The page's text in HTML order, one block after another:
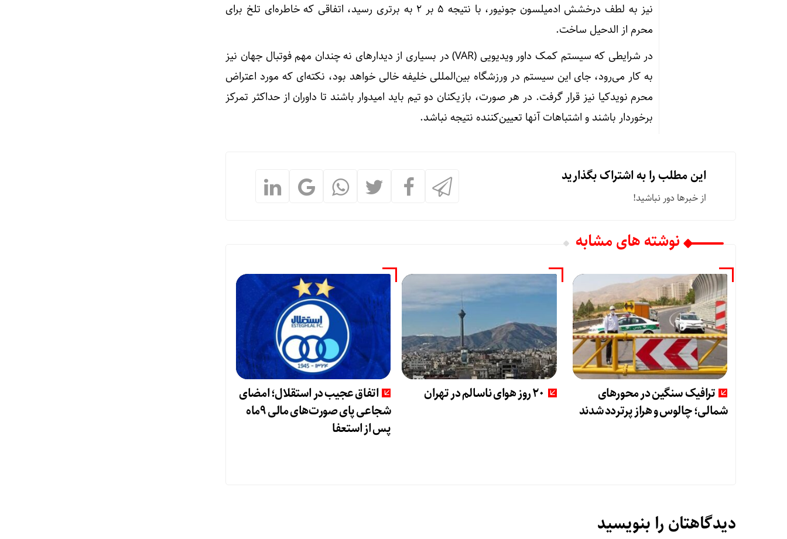
نیز به لطف درخشش ادمیلسون جونیور، با نتیجه 5 بر 2 به برتری رسید، اتفاقی که خاطره‌ای تلخ برای
محرم از الدحیل ساخت.
در شرایطی که سیستم کمک داور ویدیویی (VAR) در بسیاری از دیدارهای نه چندان مهم فوتبال جهان نیز
به کار می‌رود، جای این سیستم در ورزشگاه بین‌المللی خلیفه خالی خواهد بود، نکته‌ای که مورد اعتراض
محرم نویدکیا نیز قرار گرفت. در هر صورت، بازیکنان دو تیم باید امیدوار باشند تا داوران از حداکثر تمرکز
برخوردار باشند و اشتباهات آنها تعیین‌کننده نتیجه نباشد.
این مطلب را به اشتراک بگذارید
از خبرها دور نباشید!
نوشته های مشابه
ترافیک سنگین در محورهای
شمالی؛ چالوس و هراز پرتردد شدند
20 روز هوای ناسالم در تهران
اتفاق عجیب در استقلال؛ امضای
شجاعی پای صورت‌های مالی ٩ماه
پس از استعفا
دیدگاهتان را بنویسید